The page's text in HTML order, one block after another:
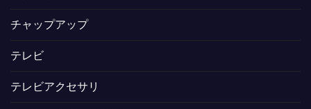
チャップアップ
テレビ
テレビアクセサリ